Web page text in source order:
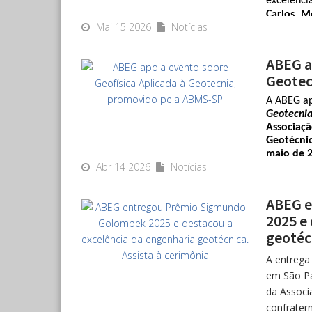
diretor
"Cada
pensar
O
ficou
de
as
A
https://
Carlos
O
Mai 15 2026 Notícias
ABEG
A ABEG
maio de
ciclo de
geofísica
Manhã:
O
para
Gandolfo
Abr 14 2026 Notícias
ABEG
2025
A
em São
da